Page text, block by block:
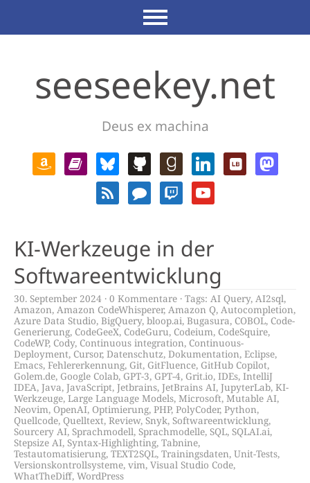
seeseekey.net
Deus ex machina
KI-Werkzeuge in der
Softwareentwicklung
30. September 2024 0 Kommentare Tags: AI Query, AI2sql,
Amazon, Amazon CodeWhisperer, Amazon Q, Autocompletion,
Azure Data Studio, BigQuery, bloop.ai, Bugasura, COBOL, Code-
Generierung, CodeGeeX, CodeGuru, Codeium, CodeSquire,
CodeWP, Cody, Continuous integration, Continuous-
Deployment, Cursor, Datenschutz, Dokumentation, Eclipse,
Emacs, Fehlererkennung, Git, GitFluence, GitHub Copilot,
Golem.de, Google Colab,GPT-3, GPT-4, Grit.io, IDEs, IntelliJ
IDEA, Java, JavaScript, Jetbrains, JetBrains AI, JupyterLab, KI-
Werkzeuge,Large Language Models, Microsoft, Mutable AI,
Neovim, OpenAI, Optimierung, PHP, PolyCoder, Python,
Quellcode,Quelltext, Review, Snyk, Softwareentwicklung,
Sourcery AI, Sprachmodell, Sprachmodelle, SQL, SQLAI.ai,
Stepsize AI, Syntax-Highlighting, Tabnine,
Testautomatisierung, TEXT2SQL, Trainingsdaten, Unit-Tests,
Versionskontrollsysteme, vim, Visual Studio Code,
WhatTheDiff, WordPress